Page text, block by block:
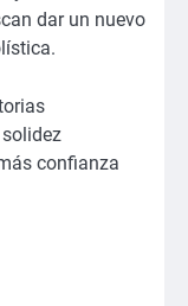
dar un nuevo
confianza